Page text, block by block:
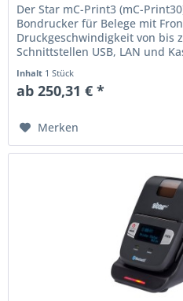
Der Star mC-Print3 (mC-
Bondrucker für Belege mit
Druckgeschwindigkeit von bis
Schnittstellen USB, LAN und
Inhalt 1 Stück
ab 250,31 € *
Merken